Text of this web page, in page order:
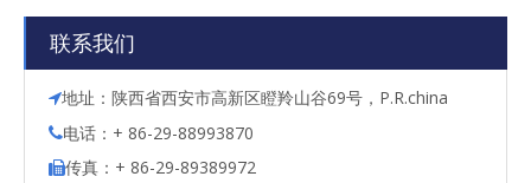
联系我们
地址：陕西省西安市高新区瞪羚山谷69号，P.R.china
电话：+ 86-29-88993870
传真：+ 86-29-89389972